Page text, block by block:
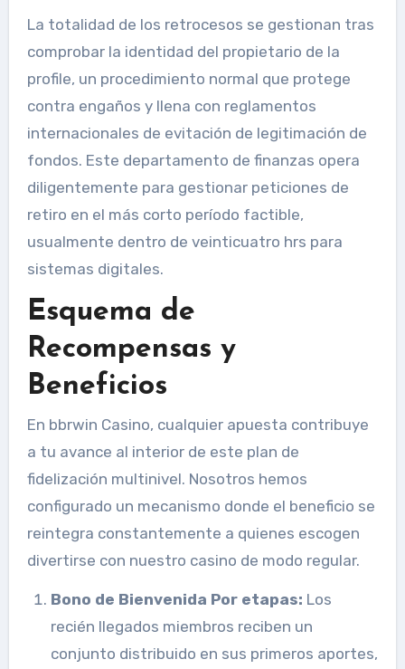
La totalidad de los retrocesos se gestionan tras
comprobar la identidad del propietario de la
profile, un procedimiento normal que protege
contra engaños y llena con reglamentos
internacionales de evitación de legitimación de
fondos. Este departamento de finanzas opera
diligentemente para gestionar peticiones de
retiro en el más corto período factible,
usualmente dentro de veinticuatro hrs para
sistemas digitales.
Esquema de
Recompensas y
Beneficios
En bbrwin Casino, cualquier apuesta contribuye
a tu avance al interior de este plan de
fidelización multinivel. Nosotros hemos
configurado un mecanismo donde el beneficio se
reintegra constantemente a quienes escogen
divertirse con nuestro casino de modo regular.
Bono de Bienvenida Por etapas: Los
recién llegados miembros reciben un
conjunto distribuido en sus primeros aportes,